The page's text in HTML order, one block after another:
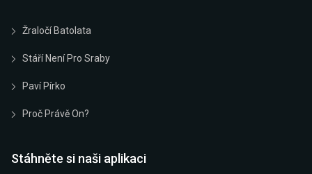
Žraločí Batolata
Stáří Není Pro Sraby
Paví Pírko
Proč Právě On?
Stáhněte si naši aplikaci